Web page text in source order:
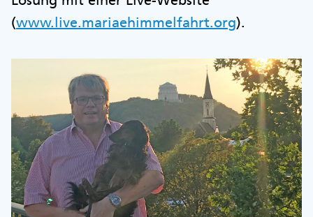
(www.live.mariaehimmelfahrt.org).